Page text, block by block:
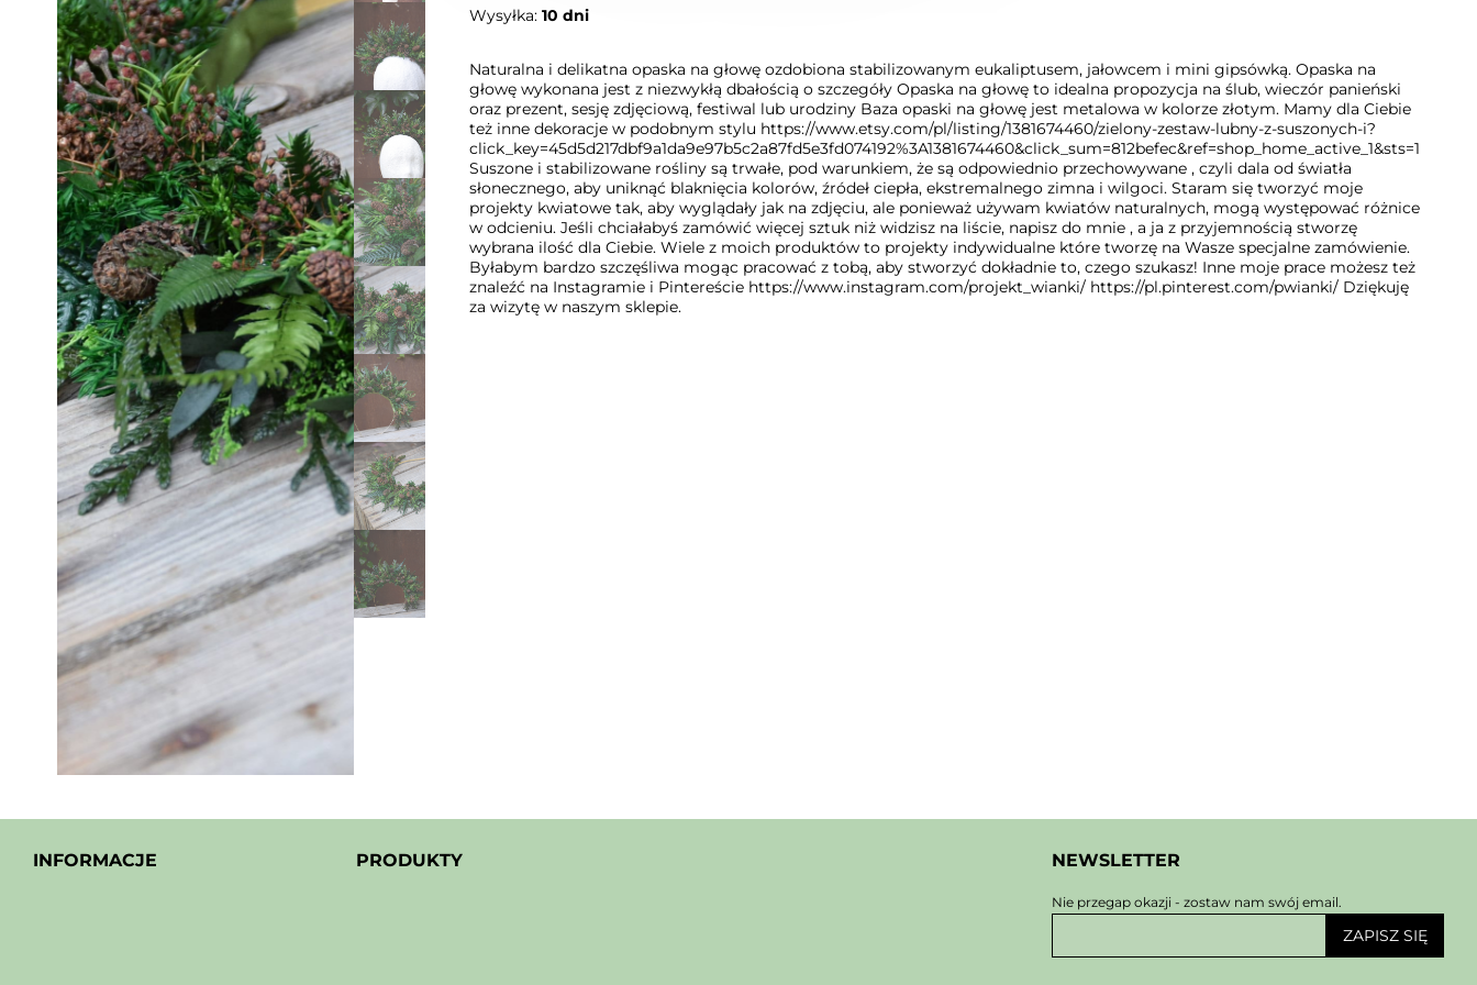
Wysyłka: 10 dni
Naturalna i delikatna opaska na głowę ozdobiona stabilizowanym eukaliptusem, jałowcem i mini gipsówką. Opaska na
głowę wykonana jest z niezwykłą dbałością o szczegóły Opaska na głowę to idealna propozycja na ślub, wieczór panieński
oraz prezent, sesję zdjęciową, festiwal lub urodziny Baza opaski na głowę jest metalowa w kolorze złotym. Mamy dla Ciebie
też inne dekoracje w podobnym stylu https://www.etsy.com/pl/listing/1381674460/zielony-zestaw-lubny-z-suszonych-i?
click_key=45d5d217dbf9a1da9e97b5c2a87fd5e3fd074192%3A1381674460&click_sum=812befec&ref=shop_home_active_1&sts=1
Suszone i stabilizowane rośliny są trwałe, pod warunkiem, że są odpowiednio przechowywane , czyli dala od światła
słonecznego, aby uniknąć blaknięcia kolorów, źródeł ciepła, ekstremalnego zimna i wilgoci. Staram się tworzyć moje
projekty kwiatowe tak, aby wyglądały jak na zdjęciu, ale ponieważ używam kwiatów naturalnych, mogą występować różnice
w odcieniu. Jeśli chciałabyś zamówić więcej sztuk niż widzisz na liście, napisz do mnie , a ja z przyjemnością stworzę
wybrana ilość dla Ciebie. Wiele z moich produktów to projekty indywidualne które tworzę na Wasze specjalne zamówienie.
Byłabym bardzo szczęśliwa mogąc pracować z tobą, aby stworzyć dokładnie to, czego szukasz! Inne moje prace możesz też
znaleźć na Instagramie i Pintereście https://www.instagram.com/projekt_wianki/ https://pl.pinterest.com/pwianki/ Dziękuję
za wizytę w naszym sklepie.
INFORMACJE PRODUKTY NEWSLETTER
Nie przegap okazji - zostaw nam swój email.
ZAPISZ SIĘ